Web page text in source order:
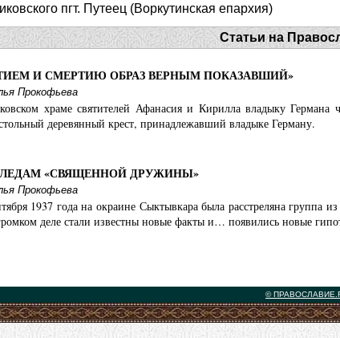
пгт. Путеец (Воркутинская епархия)
Статьи на
И СМЕРТИЮ ОБРАЗ ВЕРНЫМ ПОКАЗАВШИЙ»
Прокофьева
храме святителей Афанасия и Кирилла владыку
деревянный крест, принадлежавший владыке Герману.
«СВЯЩЕННОЙ ДРУЖИНЫ»
Прокофьева
1937 года на окраине Сыктывкара была расстреляна
деле стали известны новые факты и… появились новые
©